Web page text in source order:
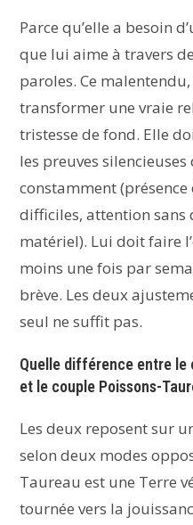
Parce qu’elle a besoin
que lui aime à travers
paroles. Ce
transformer une vraie
tristesse de fond. Elle
les preuves
constamment
difficiles, attention sans
matériel). Lui doit faire
moins une fois par
brève. Les deux
seul ne suffit pas.
Quelle différence entre le
et le couple Poissons-
Les deux reposent sur
selon deux modes
Taureau est une Terre
tournée vers la